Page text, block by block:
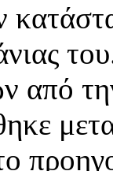
από